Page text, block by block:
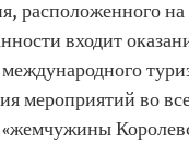
расположенного
входит
мероприятий во